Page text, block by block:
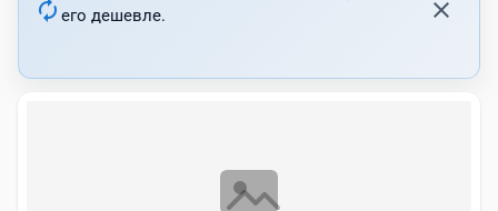
autorenew его дешевле.
close